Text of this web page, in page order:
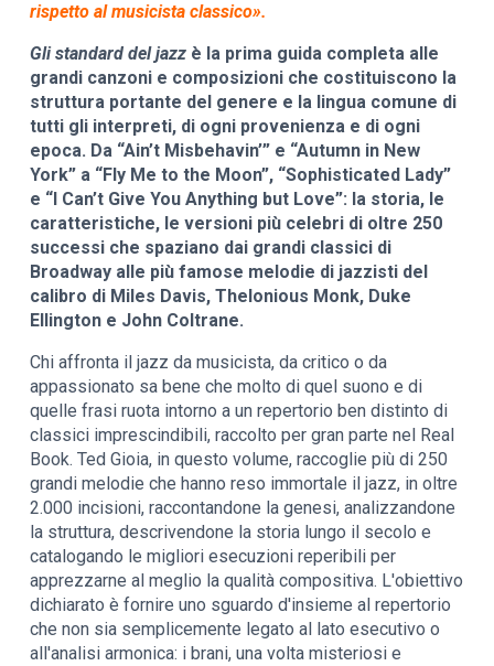
rispetto al musicista classico».
Gli standard del jazz è la prima guida completa alle
grandi canzoni e composizioni che costituiscono la
struttura portante del genere e la lingua comune di
tutti gli interpreti, di ogni provenienza e di ogni
epoca. Da “Ain’t Misbehavin’” e “Autumn in New
York” a “Fly Me to the Moon”, “Sophisticated Lady”
e “I Can’t Give You Anything but Love”: la storia, le
caratteristiche, le versioni più celebri di oltre 250
successi che spaziano dai grandi classici di
Broadway alle più famose melodie di jazzisti del
calibro di Miles Davis, Thelonious Monk, Duke
Ellington e John Coltrane.
Chi affronta il jazz da musicista, da critico o da
appassionato sa bene che molto di quel suono e di
quelle frasi ruota intorno a un repertorio ben distinto di
classici imprescindibili, raccolto per gran parte nel Real
Book. Ted Gioia, in questo volume, raccoglie più di 250
grandi melodie che hanno reso immortale il jazz, in oltre
2.000 incisioni, raccontandone la genesi, analizzandone
la struttura, descrivendone la storia lungo il secolo e
catalogando le migliori esecuzioni reperibili per
apprezzarne al meglio la qualità compositiva. L'obiettivo
dichiarato è fornire uno sguardo d'insieme al repertorio
che non sia semplicemente legato al lato esecutivo o
all'analisi armonica: i brani, una volta misteriosi e